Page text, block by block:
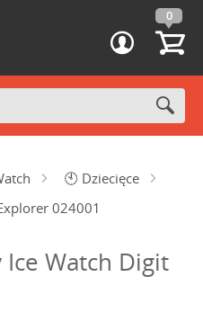
0
🕙 Dziecięce
024001
Watch Digit